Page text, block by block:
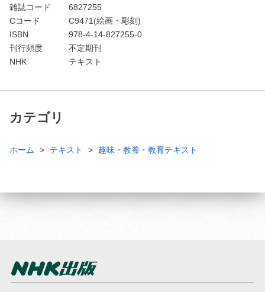
雑誌コード
6827255
Cコード
C9471(絵画・彫刻)
ISBN
978-4-14-827255-0
刊行頻度
不定期刊
NHK
テキスト
カテゴリ
ホーム テキスト 趣味・教養・教育テキスト